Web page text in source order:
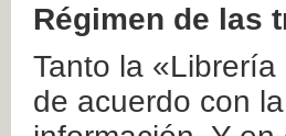
Régimen de las
Tanto la
de acuerdo con